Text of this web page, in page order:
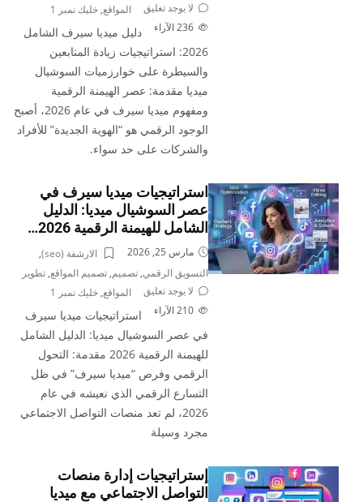
المواقع,خليك نمبر 1
لا يوجد تعليق
236
الآراء
دليل ميديا سيرف الشامل
2026: استراتيجيات زيادة المتابعين
والسيطرة على خوارزميات السوشيال
ميديا مقدمة: عصر الهيمنة الرقمية
ومفهوم ميديا سيرف في عام 2026، أصبح
الوجود الرقمي هو “الهوية الجديدة” للأفراد
والشركات على حد سواء.
استراتيجيات ميديا سيرف في
عصر السوشيال ميديا: الدليل
الشامل للهيمنة الرقمية 2026…
مارس 25, 2026 الارشفة (seo)
,
التسويق الرقمي,تصميم,تصميم المواقع,تطوير
المواقع,خليك نمبر 1
لا يوجد تعليق
210
الآراء
استراتيجيات ميديا سيرف
في عصر السوشيال ميديا: الدليل الشامل
للهيمنة الرقمية 2026 مقدمة: التحول
الرقمي وفرص “ميديا سيرف” في ظل
التسارع الرقمي الذي نعيشه في عام
2026، لم تعد منصات التواصل الاجتماعي
مجرد وسيلة
إستراتيجيات إدارة منصات
التواصل الاجتماعي مع ميديا